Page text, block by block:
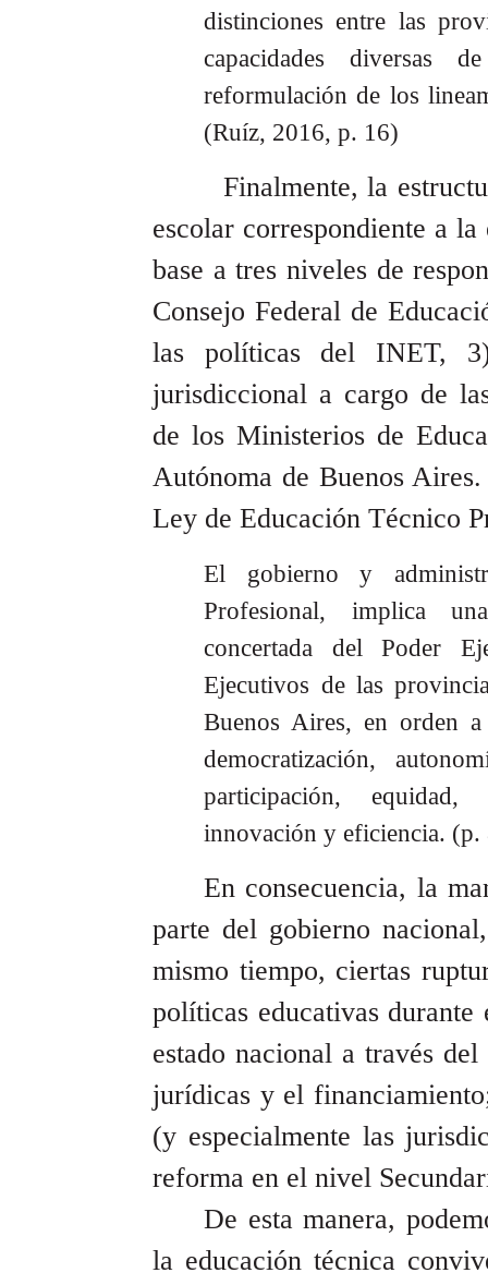
distinciones entre las
capacidades diversas
reformulación de los
(Ruíz, 2016, p. 16)
Finalmente, la
escolar correspondiente a
base a tres niveles de
Consejo Federal de
las políticas del INET,
jurisdiccional a cargo de
de los Ministerios de
Autónoma de Buenos
Ley de Educación Técnico
El gobierno y
Profesional, implica
concertada del Poder
Ejecutivos de las
Buenos Aires, en orden
democratización,
participación, equidad,
innovación y eficiencia. (p.
En consecuencia, la
parte del gobierno
mismo tiempo, ciertas
políticas educativas
estado nacional a través
jurídicas y el
(y especialmente las
reforma en el nivel
De esta manera,
la educación técnica